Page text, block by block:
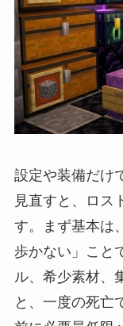
設定や装備だけ
見直すと、ロス
す。まず基本は
歩かない」こと
ル、希少素材、
と、一度の死亡